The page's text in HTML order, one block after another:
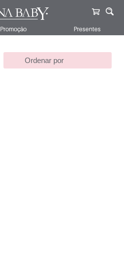
Promoção Presentes
Dia Dos Namorados